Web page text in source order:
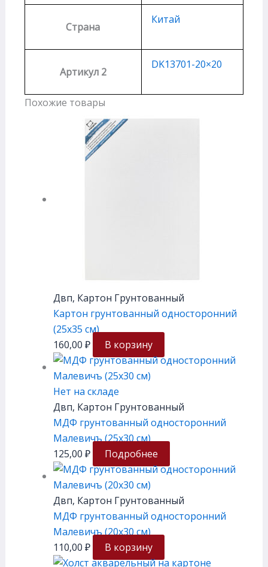
Страна
Китай
Артикул 2
DK13701-20×20
Похожие товары
Двп, Картон Грунтованный
Картон грунтованный односторонний
(25х35 см)
160,00 ₽ В корзину
Нет на складе
Двп, Картон Грунтованный
МДФ грунтованный односторонний
Малевичъ (25х30 см)
125,00 ₽ Подробнее
Двп, Картон Грунтованный
МДФ грунтованный односторонний
Малевичъ (20х30 см)
110,00 ₽ В корзину